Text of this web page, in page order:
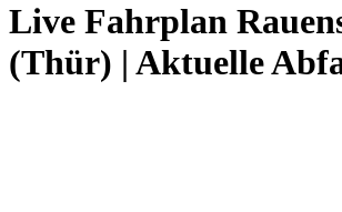
Live Fahrplan
(Thür) | Aktuelle